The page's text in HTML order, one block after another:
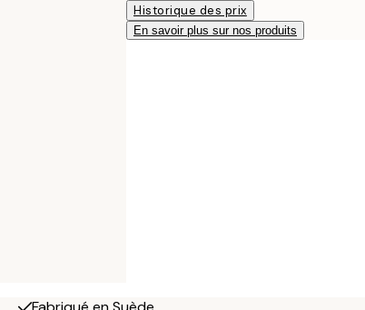
Historique des prix
En savoir plus sur nos produits